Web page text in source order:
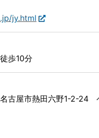
jy.html
歩10分
古屋市熱田六野1-2-24